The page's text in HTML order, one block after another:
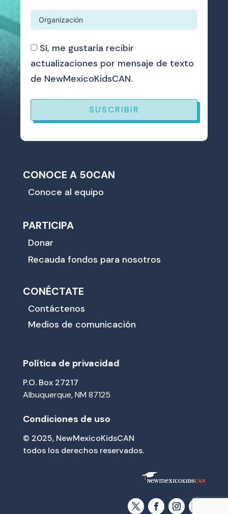
Sí, me gustaría recibir
actualizaciones por mensaje de texto
de NewMexicoKidsCAN.
SUSCRIBIR
CONOCE A 50CAN
Conoce al equipo
PARTICIPA
Donar
Recauda fondos para nosotros
CONÉCTATE
Contáctenos
Medios de comunicación
Política de privacidad
P.O. Box 27217
Albuquerque, NM 87125
Condiciones de uso
© 2025, NewMexicoKidsCAN
todos los derechos reservados.